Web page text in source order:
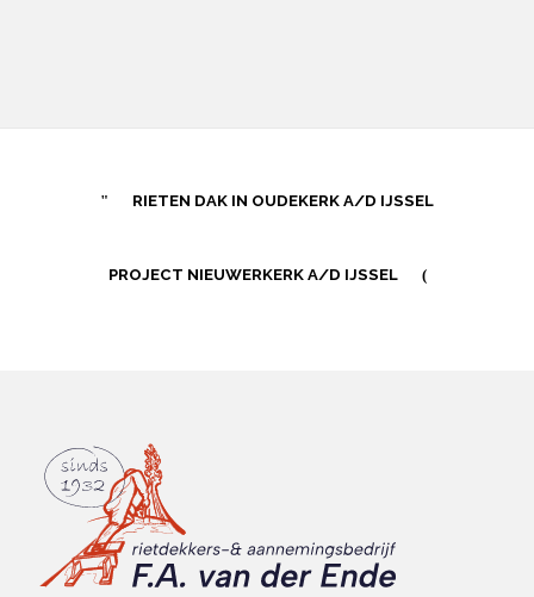
RIETEN DAK IN OUDEKERK A/D IJSSEL
PROJECT NIEUWERKERK A/D IJSSEL